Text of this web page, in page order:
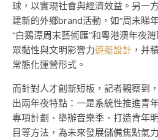
球，以實現社會與經濟效益。另一
建新的外鄉brand活動，如“周末睇
“白鵝潭周末藝術匯”和粵港澳年夜
眾黏性與文明影響力遊艇設計 ，并
常態化運營形式。
而針對人才創新短板，記者觀察到
出兩年夜特點：一是系統性推進青
專項計劃、舉辦音樂季、打造青年
目等方法，為未來發展儲備焦點氣